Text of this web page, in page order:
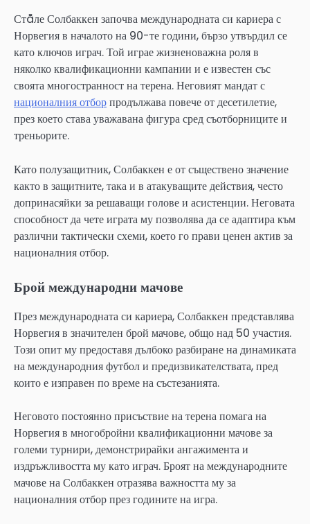
Стåле Солбаккен започва международната си кариера с
Норвегия в началото на 90-те години, бързо утвърдил се
като ключов играч. Той играе жизненоважна роля в
няколко квалификационни кампании и е известен със
своята многостранност на терена. Неговият мандат с
националния отборпродължава повече от десетилетие,
през което става уважавана фигура сред съотборниците и
треньорите.
Като полузащитник, Солбаккен е от съществено значение
както в защитните, така и в атакуващите действия, често
допринасяйки за решаващи голове и асистенции. Неговата
способност да чете играта му позволява да се адаптира към
различни тактически схеми, което го прави ценен актив за
националния отбор.
Брой международни мачове
През международната си кариера, Солбаккен представлява
Норвегия в значителен брой мачове, общо над 50 участия.
Този опит му предоставя дълбоко разбиране на динамиката
на международния футбол и предизвикателствата, пред
които е изправен по време на състезанията.
Неговото постоянно присъствие на терена помага на
Норвегия в многобройни квалификационни мачове за
големи турнири, демонстрирайки ангажимента и
издръжливостта му като играч. Броят на международните
мачове на Солбаккен отразява важността му за
националния отбор през годините на игра.